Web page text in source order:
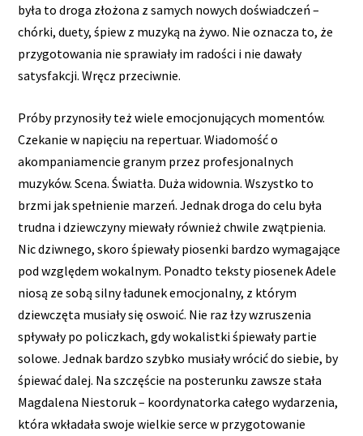
była to droga złożona z samych nowych doświadczeń –
chórki, duety, śpiew z muzyką na żywo. Nie oznacza to, że
przygotowania nie sprawiały im radości i nie dawały
satysfakcji. Wręcz przeciwnie.
Próby przynosiły też wiele emocjonujących momentów.
Czekanie w napięciu na repertuar. Wiadomość o
akompaniamencie granym przez profesjonalnych
muzyków. Scena. Światła. Duża widownia. Wszystko to
brzmi jak spełnienie marzeń. Jednak droga do celu była
trudna i dziewczyny miewały również chwile zwątpienia.
Nic dziwnego, skoro śpiewały piosenki bardzo wymagające
pod względem wokalnym. Ponadto teksty piosenek Adele
niosą ze sobą silny ładunek emocjonalny, z którym
dziewczęta musiały się oswoić. Nie raz łzy wzruszenia
spływały po policzkach, gdy wokalistki śpiewały partie
solowe. Jednak bardzo szybko musiały wrócić do siebie, by
śpiewać dalej. Na szczęście na posterunku zawsze stała
Magdalena Niestoruk – koordynatorka całego wydarzenia,
która wkładała swoje wielkie serce w przygotowanie